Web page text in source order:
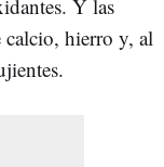
Y las
calcio, hierro y, al